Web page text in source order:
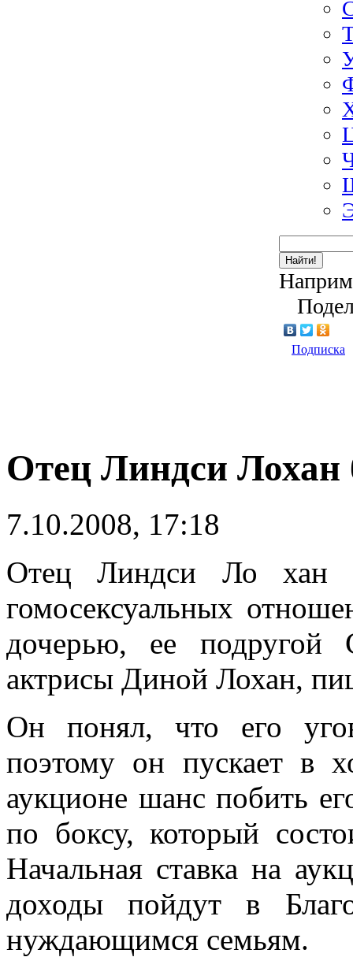
Найти!
Подписка
Отец Линдси Лохан
7.10.2008, 17:18
Отец Линдси Ло хан
гомосексуальных
дочерью, ее подругой
актрисы Диной Лохан,
Он понял, что его
поэтому он пускает в
аукционе шанс побить
по боксу, который
Начальная ставка на
доходы пойдут в
нуждающимся семьям.